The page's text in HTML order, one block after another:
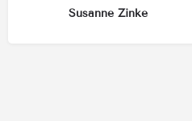
Susanne Zinke